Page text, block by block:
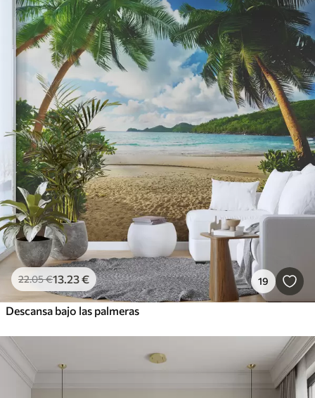
22.05€13.23€ 19
Descansa bajo las palmeras